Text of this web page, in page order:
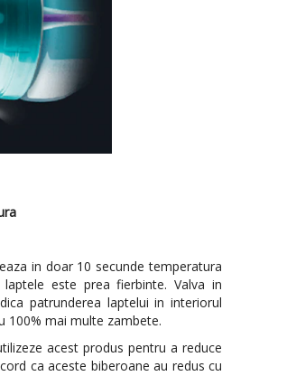
in doar 10 secunde temperatura
este prea fierbinte. Valva in
patrunderea laptelui in interiorul
100% mai multe zambete.
acest produs pentru a reduce
ca aceste biberoane au redus cu